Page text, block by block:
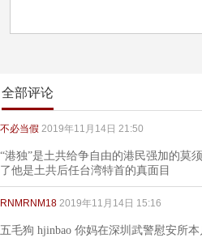
全部评论
不必当假 2019年11月14日 21:50
“港独”是土共给争自由的港民强加的莫
了他是土共后任台湾特首的真面目
RNMRNM18 2019年11月14日 15:16
五毛狗 hjinbao 你妈在深圳武警慰安所